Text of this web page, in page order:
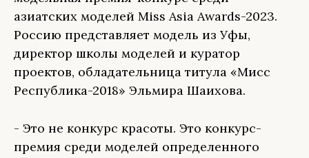
азиатских моделей Miss Asia Awards-2023.
Россию представляет модель из Уфы,
директор школы моделей и куратор
проектов, обладательница титула «Мисс
Республика-2018» Эльмира Шаихова.
- Это не конкурс красоты. Это конкурс-
премия среди моделей определенного